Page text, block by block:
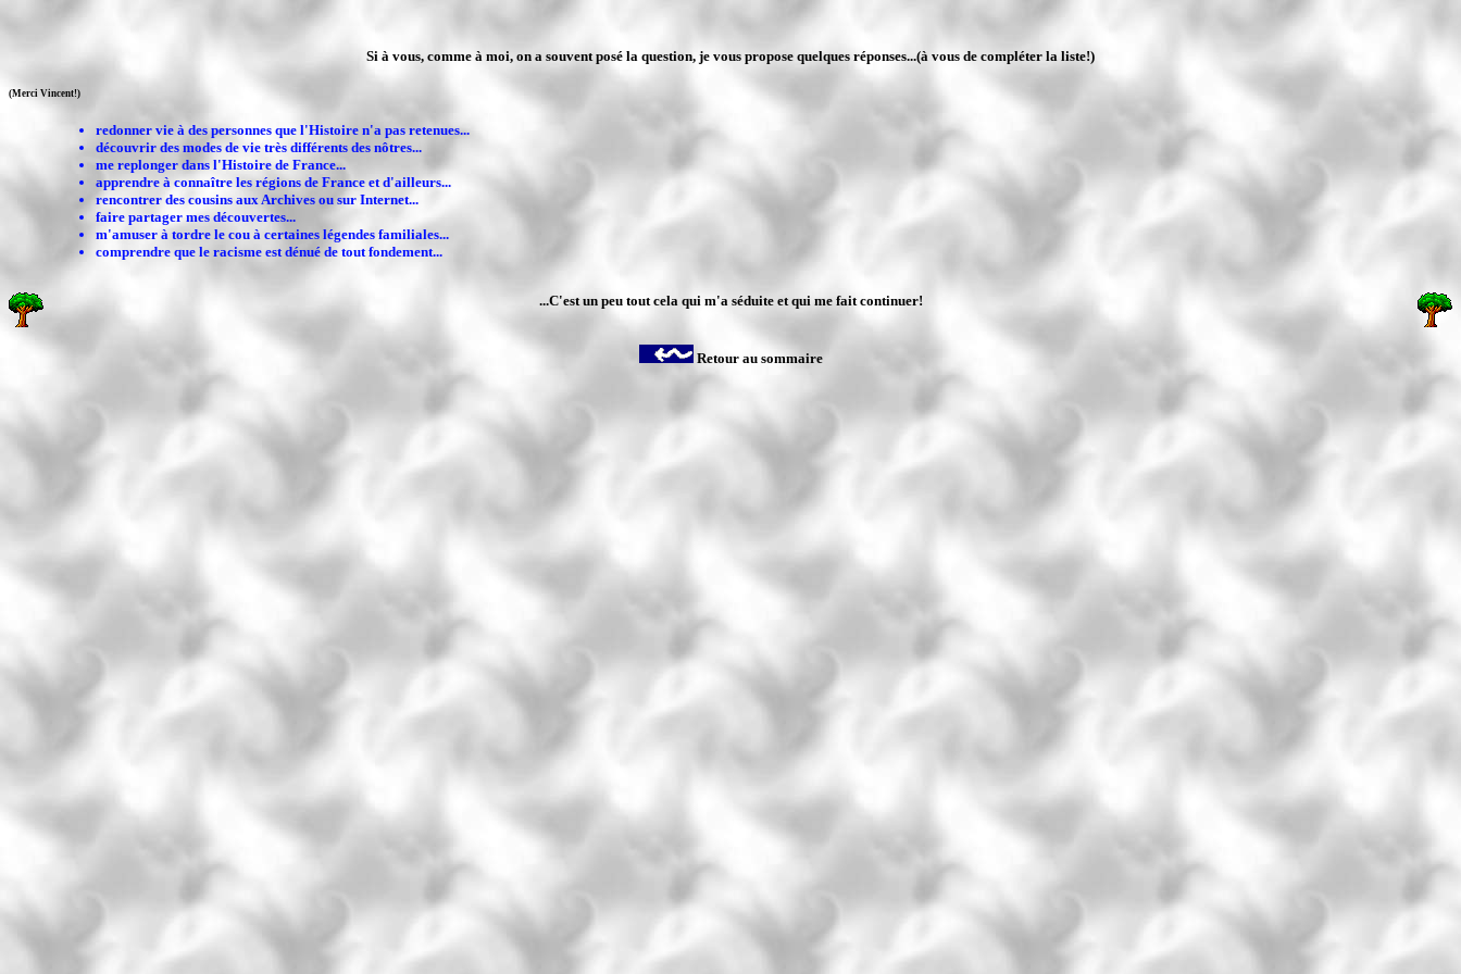
Si à vous, comme à moi, on a souvent posé la question, je vous propose quelques réponses...(à vous de compléter la liste!)
(Merci Vincent!)
redonner vie à des personnes que l'Histoire n'a pas retenues...
découvrir des modes de vie très différents des nôtres...
me replonger dans l'Histoire de France...
apprendre à connaître les régions de France et d'ailleurs...
rencontrer des cousins aux Archives ou sur Internet...
faire partager mes découvertes...
m'amuser à tordre le cou à certaines légendes familiales...
comprendre que le racisme est dénué de tout fondement...
...C'est un peu tout cela qui m'a séduite et qui me fait continuer!
Retour au sommaire